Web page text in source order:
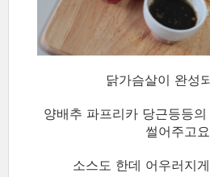
닭가슴살이 완성
양배추 파프리카 당근등등
썰어주고
소스도 한데 어우러지